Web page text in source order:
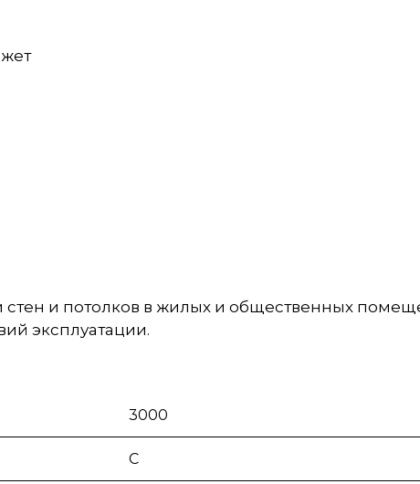
и потолков в жилых и общественных
эксплуатации.
3000
С